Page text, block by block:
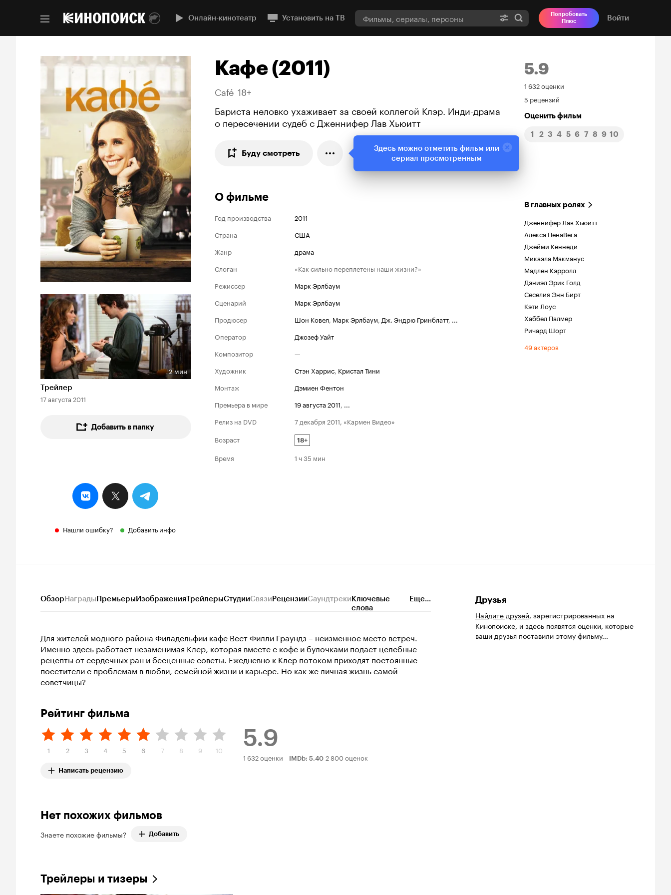
Онлайн-кинотеатр Установить на ТВ
Попробовать
Плюс
Войти
Длительность 2 мин
2 мин
Трейлер
17 августа 2011
Добавить в папку
Нашли ошибку? Добавить инфо
Кафе (2011)
Café 18+
Бариста неловко ухаживает за своей коллегой Клэр. Инди-драма
о пересечении судеб с Дженнифер Лав Хьюитт
Буду смотреть
5.9
Рейтинг
Кинопоиска
5.9
1 632 оценки
5 рецензий
Оценить фильм
1 2 3 4 5 6 7 8 9 10
О фильме
Год производства
2011
Страна
США
Жанр
драма
Слоган
«Как сильно переплетены наши жизни?»
Режиссер
Марк Эрлбаум
Сценарий
Марк Эрлбаум
Продюсер
Шон Ковел, Марк Эрлбаум, Дж. Эндрю Гринблатт, ...
Оператор
Джозеф Уайт
Композитор
—
Художник
Стэн Харрис, Кристал Тини
Монтаж
Дэмиен Фентон
Премьера в мире
19 августа 2011, ...
Релиз на DVD
7 декабря 2011, «Кармен Видео»
Возраст
18+
Время 1 ч 35 мин
В главных ролях
Дженнифер Лав Хьюитт
Алекса ПенаВега
Джейми Кеннеди
Микаэла Макманус
Мадлен Кэрролл
Дэниэл Эрик Голд
Сеселия Энн Бирт
Кэти Лоус
Хаббел Палмер
Ричард Шорт
49 актеров
ОбзорНаградыПремьерыИзображенияТрейлерыСтудииСвязиРецензииСаундтрекиКлючевые
слова
Еще...
Для жителей модного района Филадельфии кафе Вест Филли Граундз – неизменное место встреч.
Именно здесь работает незаменимая Клер, которая вместе с кофе и булочками подает целебные
рецепты от сердечных ран и бесценные советы. Ежедневно к Клер потоком приходят постоянные
посетители с проблемам в любви, семейной жизни и карьере. Но как же личная жизнь самой
советчицы?
Рейтинг фильма
1 2 3 4 5 6 7 8 9 10
Написать рецензию
5.9
Рейтинг
1 632 оценки IMDb: 5.40 2 800 оценок
Нет похожих фильмов
Знаете похожие фильмы? Добавить
Трейлеры и тизеры
Друзья
Найдите друзей, зарегистрированных на
Кинопоиске, и здесь появятся оценки, которые
ваши друзья поставили этому фильму...
Здесь можно отметить фильм или
сериал просмотренным